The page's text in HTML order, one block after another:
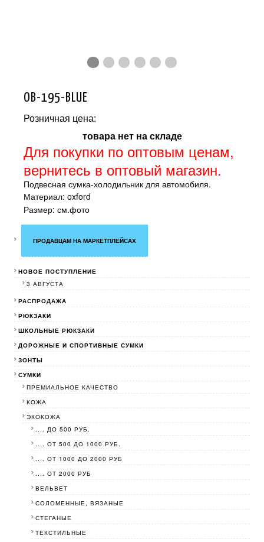
OB-195-BLUE
Розничная цена:
товара нет на складе
Для покупки по оптовым ценам,
вернитесь в оптовый магазин.
Подвесная сумка-холодильник для автомобиля.
Материал: oxford
Размер: см.фото
ПРОДАВЦАМ НА МАРКЕТПЛЕЙСАХ
НОВОЕ ПОСТУПЛЕНИЕ
3 АВГУСТА
РАСПРОДАЖА
РЮКЗАКИ
ШКОЛЬНЫЕ РЮКЗАКИ
ДОРОЖНЫЕ И СПОРТИВНЫЕ СУМКИ
ЗОНТЫ
СУМКИ
ПРЕМИАЛЬНОЕ КАЧЕСТВО
КОЖА
ЭКОКОЖА
.... ДО 500 РУБ.
.... ОТ 500 ДО 1000 РУБ.
.... ОТ 1000 ДО 2000 РУБ
.... ОТ 2000 РУБ
ВЕЛЬВЕТ
СОЛОМЕННЫЕ, ВЯЗАНЫЕ
СТЕГАНЫЕ
ТЕКСТИЛЬНЫЕ